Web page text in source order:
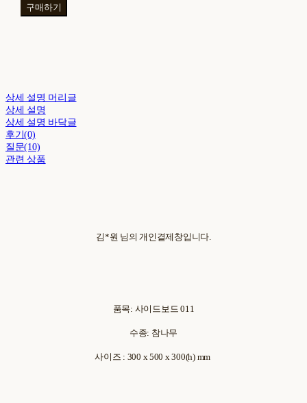
구매하기
상세 설명 머리글
상세 설명
상세 설명 바닥글
후기(0)
질문(10)
관련 상품
김*원 님의 개인결제창입니다.
품목: 사이드보드 011
수종: 참나무
사이즈 : 300 x 500 x 300(h) mm